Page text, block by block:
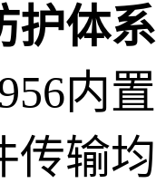
护体
内
传输